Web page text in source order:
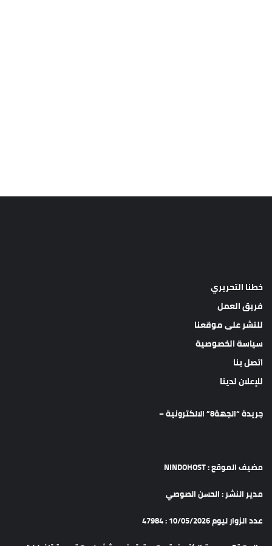
خطنا التحريري
فريق العمل
للنشر على موقعنا
سياسة الخصوصية
اتصل بنا
للإعلان لدينا
جريدة “الجهة8” الالكترونية –
مضيف الموقع : NINDOHOST
مدير النشر : الحسن الصوصي
عدد الزوار ليوم 10/05/2026 : 47984